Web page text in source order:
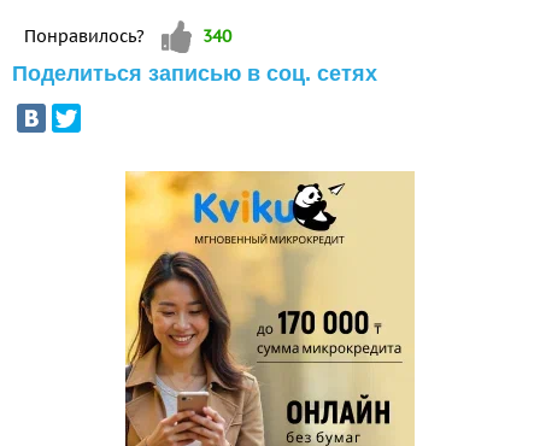
Понравилось? Vote up!
340
Поделиться записью в соц. сетях